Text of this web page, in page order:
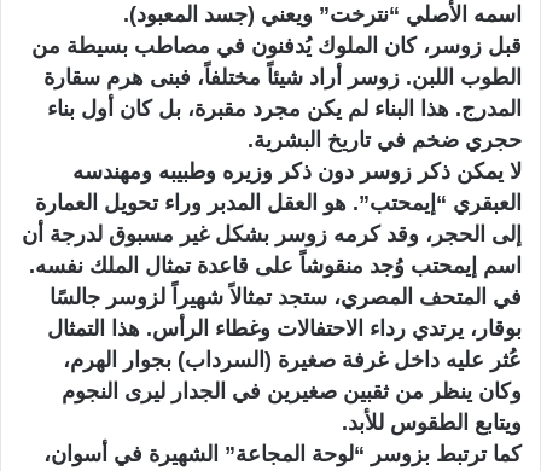
ك
ر
و
اسمه الأصلي “نترخت” ويعني (جسد المعبود).
قبل زوسر، كان الملوك يُدفنون في مصاطب بسيطة من
الطوب اللبن. زوسر أراد شيئاً مختلفاً، فبنى هرم سقارة
المدرج. هذا البناء لم يكن مجرد مقبرة، بل كان أول بناء
حجري ضخم في تاريخ البشرية.
لا يمكن ذكر زوسر دون ذكر وزيره وطبيبه ومهندسه
العبقري “إيمحتب”. هو العقل المدبر وراء تحويل العمارة
إلى الحجر، وقد كرمه زوسر بشكل غير مسبوق لدرجة أن
اسم إيمحتب وُجد منقوشاً على قاعدة تمثال الملك نفسه.
في المتحف المصري، ستجد تمثالاً شهيراً لزوسر جالسًا
بوقار، يرتدي رداء الاحتفالات وغطاء الرأس. هذا التمثال
عُثر عليه داخل غرفة صغيرة (السرداب) بجوار الهرم،
وكان ينظر من ثقبين صغيرين في الجدار ليرى النجوم
ويتابع الطقوس للأبد.
كما ترتبط بزوسر “لوحة المجاعة” الشهيرة في أسوان،